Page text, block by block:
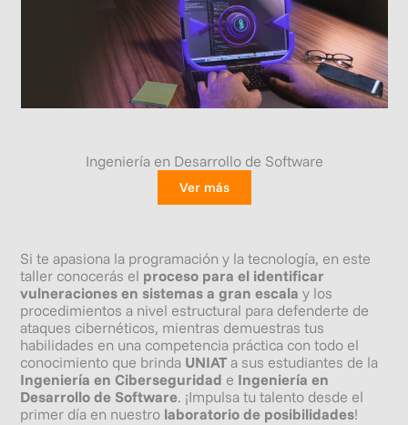
Ingeniería en Desarrollo de Software
Ver más
Si te apasiona la programación y la tecnología, en este
taller conocerás el proceso para el identificar
vulneraciones en sistemas a gran escala y los
procedimientos a nivel estructural para defenderte de
ataques cibernéticos, mientras demuestras tus
habilidades en una competencia práctica con todo el
conocimiento que brinda UNIATa sus estudiantes de la
Ingeniería en Ciberseguridad e Ingeniería en
Desarrollo de Software. ¡Impulsa tu talento desde el
primer día en nuestro laboratorio de posibilidades!